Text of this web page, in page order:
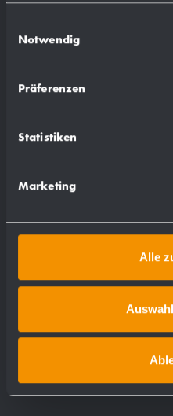
Notwendig
Präferenzen
Statistiken
Marketing
Alle
Liquid soap